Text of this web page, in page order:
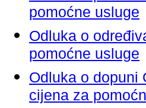
pomoćne usluge
Odluka o
pomoćne usluge
Odluka o dopuni
cijena za